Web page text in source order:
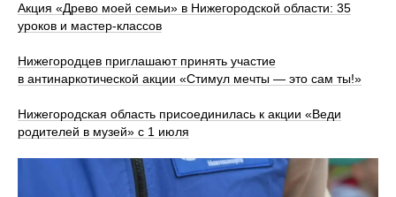
Акция «Древо моей семьи» в Нижегородской области: 35
уроков и мастер‑классов
Нижегородцев приглашают принять участие
в антинаркотической акции «Стимул мечты — это сам ты!»
Нижегородская область присоединилась к акции «Веди
родителей в музей» с 1 июля